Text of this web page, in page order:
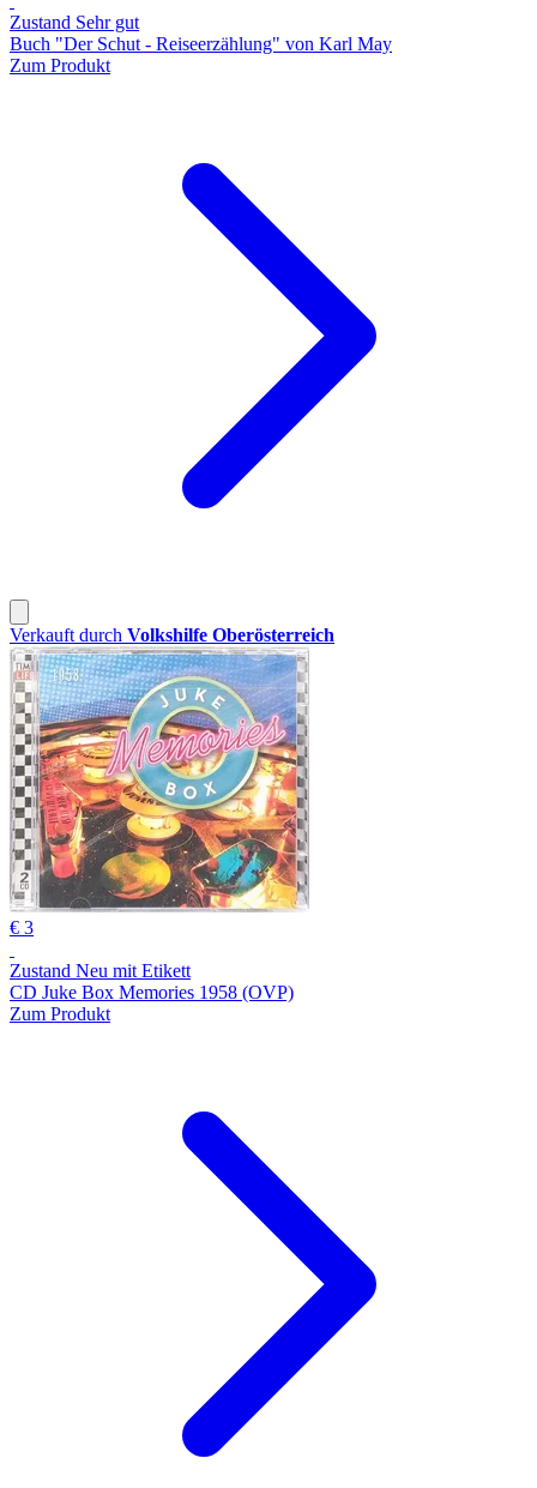
Zustand Sehr gut
Buch "Der Schut - Reiseerzählung" von Karl May
Zum Produkt
Verkauft durch Volkshilfe Oberösterreich
€ 3
Zustand Neu mit Etikett
CD Juke Box Memories 1958 (OVP)
Zum Produkt